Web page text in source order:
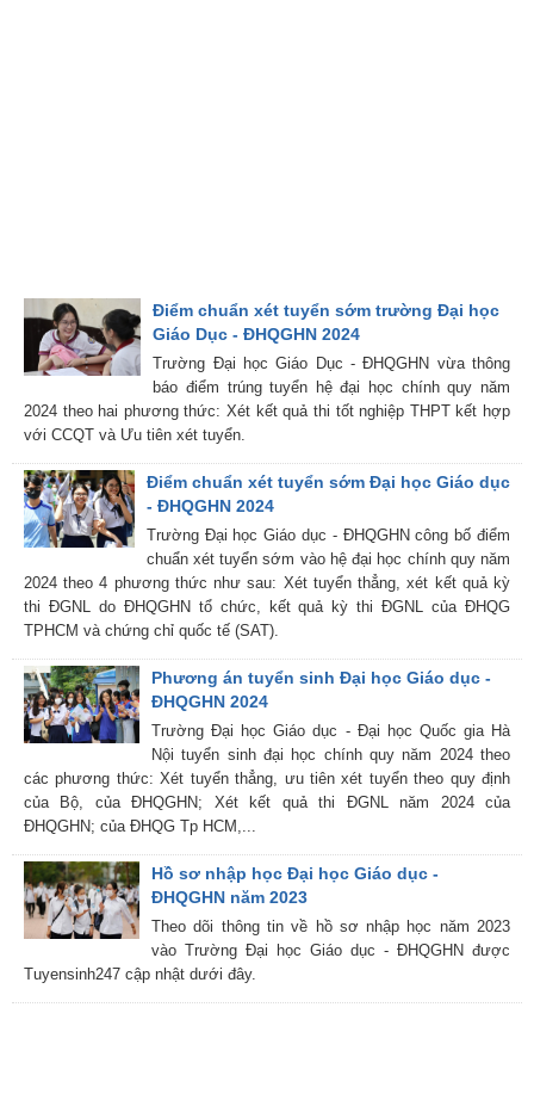
Điểm chuẩn xét tuyển sớm trường Đại học
Giáo Dục - ĐHQGHN 2024
Trường Đại học Giáo Dục - ĐHQGHN vừa thông
báo điểm trúng tuyển hệ đại học chính quy năm
2024 theo hai phương thức: Xét kết quả thi tốt nghiệp THPT kết hợp
với CCQT và Ưu tiên xét tuyển.
Điểm chuẩn xét tuyển sớm Đại học Giáo dục
- ĐHQGHN 2024
Trường Đại học Giáo dục - ĐHQGHN công bố điểm
chuẩn xét tuyển sớm vào hệ đại học chính quy năm
2024 theo 4 phương thức như sau: Xét tuyển thẳng, xét kết quả kỳ
thi ĐGNL do ĐHQGHN tổ chức, kết quả kỳ thi ĐGNL của ĐHQG
TPHCM và chứng chỉ quốc tế (SAT).
Phương án tuyển sinh Đại học Giáo dục -
ĐHQGHN 2024
Trường Đại học Giáo dục - Đại học Quốc gia Hà
Nội tuyển sinh đại học chính quy năm 2024 theo
các phương thức: Xét tuyển thẳng, ưu tiên xét tuyển theo quy định
của Bộ, của ĐHQGHN; Xét kết quả thi ĐGNL năm 2024 của
ĐHQGHN; của ĐHQG Tp HCM,...
Hồ sơ nhập học Đại học Giáo dục -
ĐHQGHN năm 2023
Theo dõi thông tin về hồ sơ nhập học năm 2023
vào Trường Đại học Giáo dục - ĐHQGHN được
Tuyensinh247 cập nhật dưới đây.